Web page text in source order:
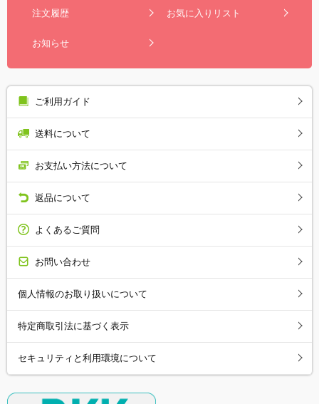
注文履歴 お気に入りリスト
お知らせ
ご利用ガイド
送料について
お支払い方法について
返品について
よくあるご質問
お問い合わせ
個人情報のお取り扱いについて
特定商取引法に基づく表示
セキュリティと利用環境について